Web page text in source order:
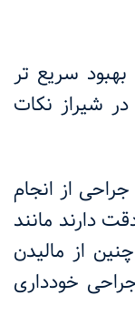
سریع تر
شیراز نکات
از انجام
دارند مانند
از مالیدن
خودداری